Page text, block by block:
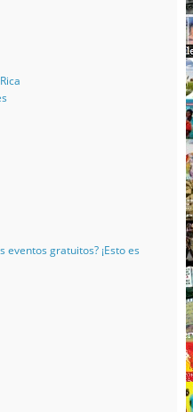
gratuitos? ¡Esto es